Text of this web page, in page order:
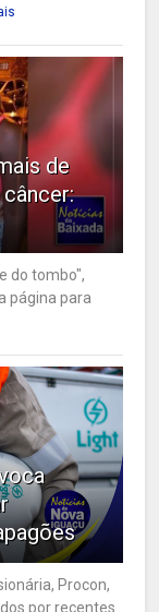
de
do tombo",
página para
Procon,
por recentes